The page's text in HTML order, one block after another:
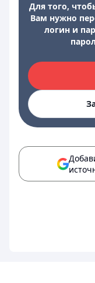
Для того,
Вам нужно
логин и